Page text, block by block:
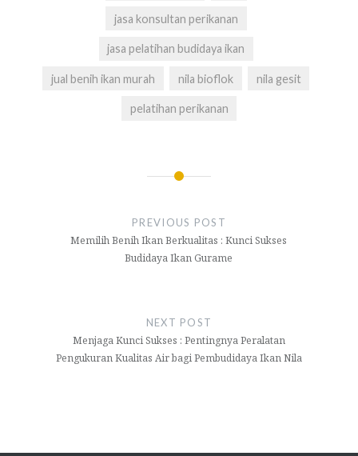
jasa konsultan perikanan
jasa pelatihan budidaya ikan
jual benih ikan murah nila bioflok nila gesit
pelatihan perikanan
PREVIOUS POST
Memilih Benih Ikan Berkualitas : Kunci Sukses
Budidaya Ikan Gurame
NEXT POST
Menjaga Kunci Sukses : Pentingnya Peralatan
Pengukuran Kualitas Air bagi Pembudidaya Ikan Nila